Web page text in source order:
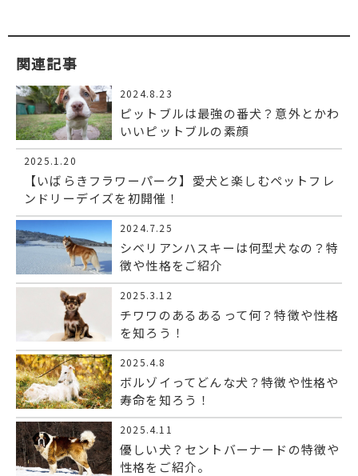
関連記事
2024.8.23
ピットブルは最強の番犬？意外とかわ
いいピットブルの素顔
2025.1.20
【いばらきフラワーパーク】愛犬と楽しむペットフレ
ンドリーデイズを初開催！
2024.7.25
シベリアンハスキーは何型犬なの？特
徴や性格をご紹介
2025.3.12
チワワのあるあるって何？特徴や性格
を知ろう！
2025.4.8
ボルゾイってどんな犬？特徴や性格や
寿命を知ろう！
2025.4.11
優しい犬？セントバーナードの特徴や
性格をご紹介。